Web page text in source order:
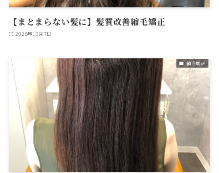
【まとまらない髪に】髪質改善縮毛矯正
2020年10月7日
縮毛矯正